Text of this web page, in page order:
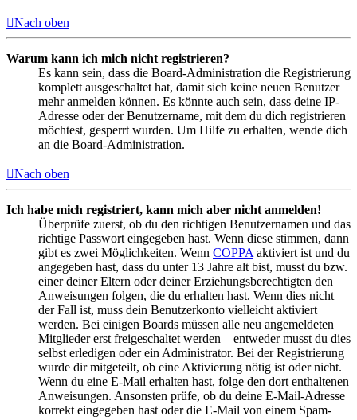
Nach oben
Warum kann ich mich nicht registrieren?
Es kann sein, dass die Board-Administration die Registrierung
komplett ausgeschaltet hat, damit sich keine neuen Benutzer
mehr anmelden können. Es könnte auch sein, dass deine IP-
Adresse oder der Benutzername, mit dem du dich registrieren
möchtest, gesperrt wurden. Um Hilfe zu erhalten, wende dich
an die Board-Administration.
Nach oben
Ich habe mich registriert, kann mich aber nicht anmelden!
Überprüfe zuerst, ob du den richtigen Benutzernamen und das
richtige Passwort eingegeben hast. Wenn diese stimmen, dann
gibt es zwei Möglichkeiten. Wenn COPPA aktiviert ist und du
angegeben hast, dass du unter 13 Jahre alt bist, musst du bzw.
einer deiner Eltern oder deiner Erziehungsberechtigten den
Anweisungen folgen, die du erhalten hast. Wenn dies nicht
der Fall ist, muss dein Benutzerkonto vielleicht aktiviert
werden. Bei einigen Boards müssen alle neu angemeldeten
Mitglieder erst freigeschaltet werden – entweder musst du dies
selbst erledigen oder ein Administrator. Bei der Registrierung
wurde dir mitgeteilt, ob eine Aktivierung nötig ist oder nicht.
Wenn du eine E-Mail erhalten hast, folge den dort enthaltenen
Anweisungen. Ansonsten prüfe, ob du deine E-Mail-Adresse
korrekt eingegeben hast oder die E-Mail von einem Spam-